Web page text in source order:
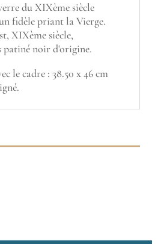
du XIXème siècle
fidèle priant la Vierge.
XIXème siècle,
patiné noir d'origine.
le cadre : 38.50 x 46 cm